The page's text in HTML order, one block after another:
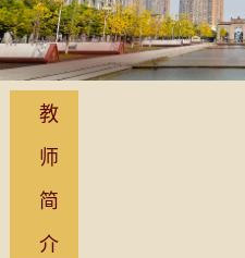
教
师
简
介